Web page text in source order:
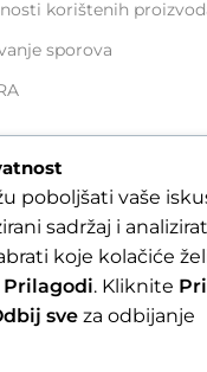
korištenih
sporova
i privatnosti
online plaćanja
poboljšati vaše
sadržaj i
koje kolačiće
Prilagodi. Kliknite
sve za odbijanje